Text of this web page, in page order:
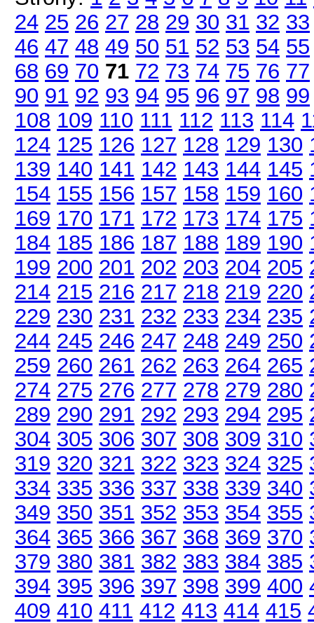
24 25 26 27 28 29 30 31 32 33
46 47 48 49 50 51 52 53 54 55
68 69 70 71 72 73 74 75 76 77
90 91 92 93 94 95 96 97 98 99
108 109 110 111 112 113 114
124 125 126 127 128 129 130
139 140 141 142 143 144 145
154 155 156 157 158 159 160
169 170 171 172 173 174 175
184 185 186 187 188 189 190
199 200 201 202 203 204 205
214 215 216 217 218 219 220
229 230 231 232 233 234 235
244 245 246 247 248 249 250
259 260 261 262 263 264 265
274 275 276 277 278 279 280
289 290 291 292 293 294 295
304 305 306 307 308 309 310
319 320 321 322 323 324 325
334 335 336 337 338 339 340
349 350 351 352 353 354 355
364 365 366 367 368 369 370
379 380 381 382 383 384 385
394 395 396 397 398 399 400
409 410 411 412 413 414 415